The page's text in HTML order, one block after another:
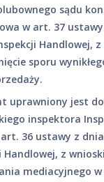
sądu
w art. 37
Handlowej,
sporu
uprawniony jest
inspektora
36 ustawy z
Handlowej, z
mediacyjnego